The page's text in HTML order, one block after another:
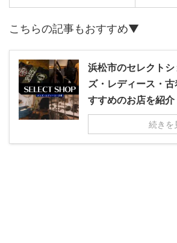
こちらの記事もおすすめ▼
浜松市のセレクト
ズ・レディース・
すすめのお店を紹介
続きを